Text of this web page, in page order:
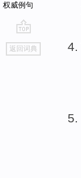
权威例句
go
top
返回词典